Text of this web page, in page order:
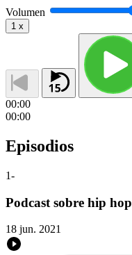
Volumen
1 x
00:00
00:00
Episodios
1-
Podcast sobre hip hop
18 jun. 2021